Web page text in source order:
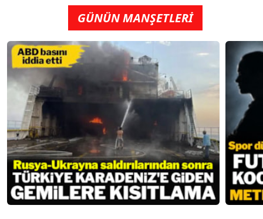
GÜNÜN MANŞETLERİ